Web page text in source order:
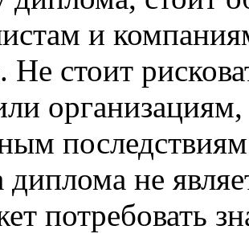
и
Не стоит
организациям,
диплома не
потребовать